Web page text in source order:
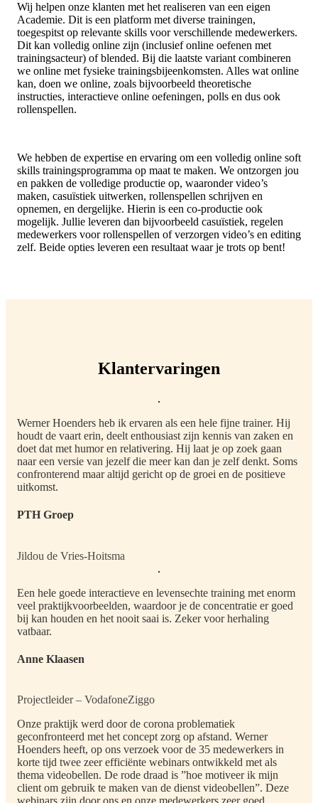
Wij helpen onze klanten met het realiseren van een eigen
Academie. Dit is een platform met diverse trainingen,
toegespitst op relevante skills voor verschillende medewerkers.
Dit kan volledig online zijn (inclusief online oefenen met
trainingsacteur) of blended. Bij die laatste variant combineren
we online met fysieke trainingsbijeenkomsten. Alles wat online
kan, doen we online, zoals bijvoorbeeld theoretische
instructies, interactieve online oefeningen, polls en dus ook
rollenspellen.
We hebben de expertise en ervaring om een volledig online soft
skills trainingsprogramma op maat te maken. We ontzorgen jou
en pakken de volledige productie op, waaronder video’s
maken, casuïstiek uitwerken, rollenspellen schrijven en
opnemen, en dergelijke. Hierin is een co-productie ook
mogelijk. Jullie leveren dan bijvoorbeeld casuïstiek, regelen
medewerkers voor rollenspellen of verzorgen video’s en editing
zelf. Beide opties leveren een resultaat waar je trots op bent!
Klantervaringen
Werner Hoenders heb ik ervaren als een hele fijne trainer. Hij
houdt de vaart erin, deelt enthousiast zijn kennis van zaken en
doet dat met humor en relativering. Hij laat je op zoek gaan
naar een versie van jezelf die meer kan dan je zelf denkt. Soms
confronterend maar altijd gericht op de groei en de positieve
uitkomst.
PTH Groep
Jildou de Vries-Hoitsma
Een hele goede interactieve en levensechte training met enorm
veel praktijkvoorbeelden, waardoor je de concentratie er goed
bij kan houden en het nooit saai is. Zeker voor herhaling
vatbaar.
Anne Klaasen
Projectleider – VodafoneZiggo
Onze praktijk werd door de corona problematiek
geconfronteerd met het concept zorg op afstand. Werner
Hoenders heeft, op ons verzoek voor de 35 medewerkers in
korte tijd twee zeer efficiënte webinars ontwikkeld met als
thema videobellen. De rode draad is ”hoe motiveer ik mijn
client om gebruik te maken van de dienst videobellen”. Deze
webinars zijn door ons en onze medewerkers zeer goed